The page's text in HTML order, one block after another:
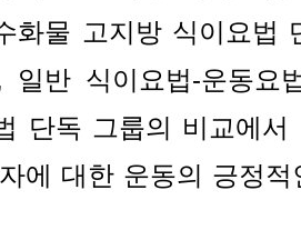
화물 고지방 식이요법
일반 식이요법-운동요
단독 그룹의 비교에서
에 대한 운동의 긍정